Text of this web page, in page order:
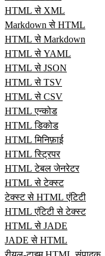
HTML से XML
Markdown से HTML
HTML से Markdown
HTML से YAML
HTML से JSON
HTML से TSV
HTML से CSV
HTML एन्कोड
HTML डिकोड
HTML मिनिफ़ाई
HTML स्ट्रिपर
HTML टेबल जेनरेटर
HTML से टेक्स्ट
टेक्स्ट से HTML एंटिटी
HTML एंटिटी से टेक्स्ट
HTML से JADE
JADE से HTML